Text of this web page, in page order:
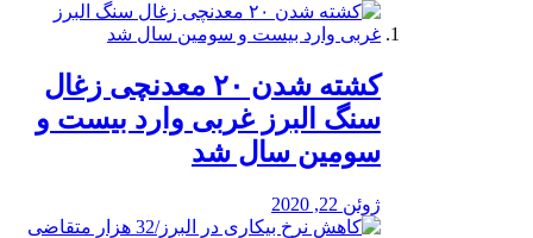
کشته شدن ۲۰ معدنچی زغال
سنگ البرز غربی وارد بیست و
سومین سال شد
ژوئن 22, 2020